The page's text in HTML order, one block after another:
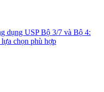
dụng USP Bộ 3/7 và Bộ 4:
chọn phù hợp